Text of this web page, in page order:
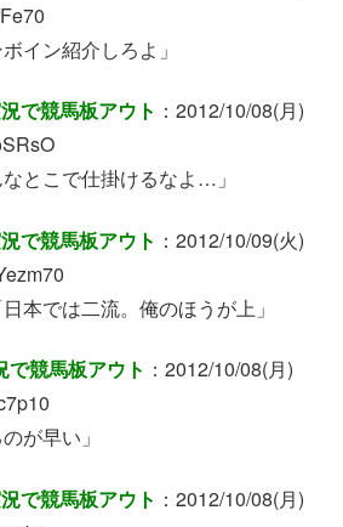
イン紹介しろよ」
で競馬板アウト ：2012/10/08(月)
とこで仕掛けるなよ…」
で競馬板アウト ：2012/10/09(火)
本では二流。俺のほうが上」
で競馬板アウト ：2012/10/08(月)
が早い」
で競馬板アウト ：2012/10/08(月)